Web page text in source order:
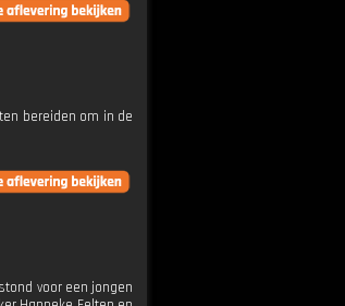
bereiden om in de
voor een jongen